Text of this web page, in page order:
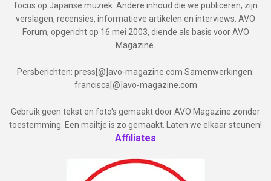
focus op Japanse muziek. Andere inhoud die we publiceren, zijn
verslagen, recensies, informatieve artikelen en interviews. AVO
Forum, opgericht op 16 mei 2003, diende als basis voor AVO
Magazine.
Persberichten: press[@]avo-magazine.com Samenwerkingen:
francisca[@]avo-magazine.com
Gebruik geen tekst en foto's gemaakt door AVO Magazine zonder
toestemming. Een mailtje is zo gemaakt. Laten we elkaar steunen!
Affiliates